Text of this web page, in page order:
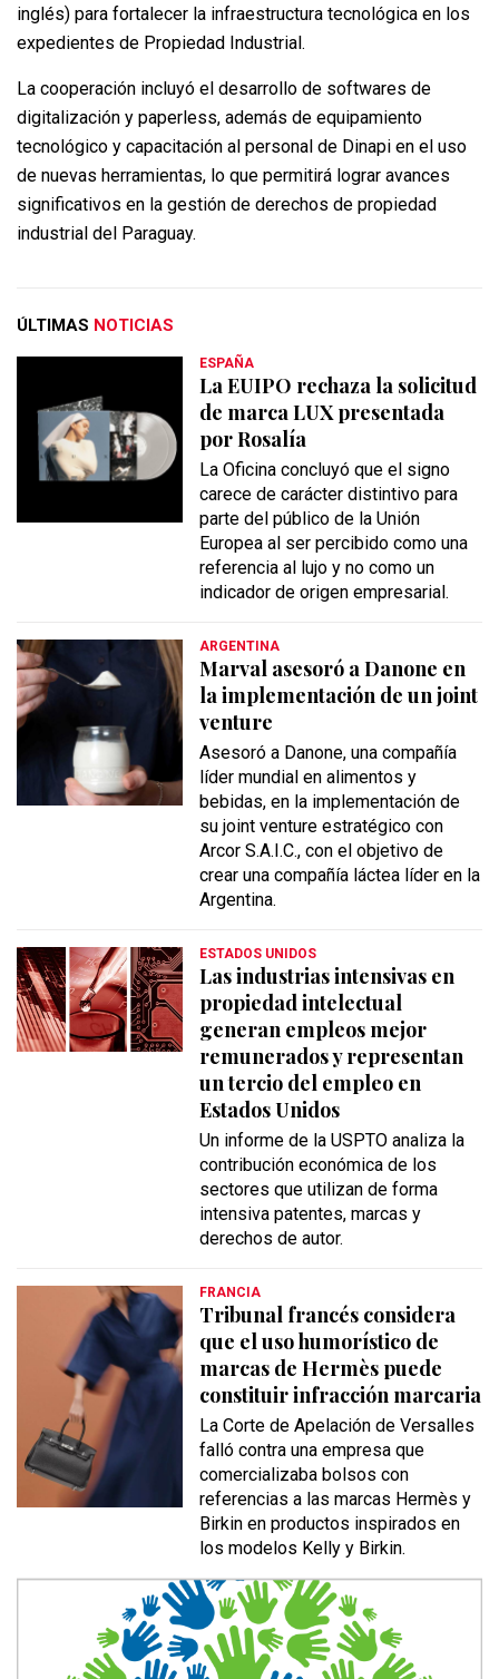
inglés) para fortalecer la infraestructura tecnológica en los
expedientes de Propiedad Industrial.
La cooperación incluyó el desarrollo de softwares de
digitalización y paperless, además de equipamiento
tecnológico y capacitación al personal de Dinapi en el uso
de nuevas herramientas, lo que permitirá lograr avances
significativos en la gestión de derechos de propiedad
industrial del Paraguay.
ÚLTIMAS NOTICIAS
ESPAÑA
La EUIPO rechaza la solicitud
de marca LUX presentada
por Rosalía
La Oficina concluyó que el signo
carece de carácter distintivo para
parte del público de la Unión
Europea al ser percibido como una
referencia al lujo y no como un
indicador de origen empresarial.
ARGENTINA
Marval asesoró a Danone en
la implementación de un joint
venture
Asesoró a Danone, una compañía
líder mundial en alimentos y
bebidas, en la implementación de
su joint venture estratégico con
Arcor S.A.I.C., con el objetivo de
crear una compañía láctea líder en la
Argentina.
ESTADOS UNIDOS
Las industrias intensivas en
propiedad intelectual
generan empleos mejor
remunerados y representan
un tercio del empleo en
Estados Unidos
Un informe de la USPTO analiza la
contribución económica de los
sectores que utilizan de forma
intensiva patentes, marcas y
derechos de autor.
FRANCIA
Tribunal francés considera
que el uso humorístico de
marcas de Hermès puede
constituir infracción marcaria
La Corte de Apelación de Versalles
falló contra una empresa que
comercializaba bolsos con
referencias a las marcas Hermès y
Birkin en productos inspirados en
los modelos Kelly y Birkin.